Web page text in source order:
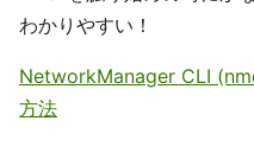
わかりやすい！
NetworkManager CLI
方法